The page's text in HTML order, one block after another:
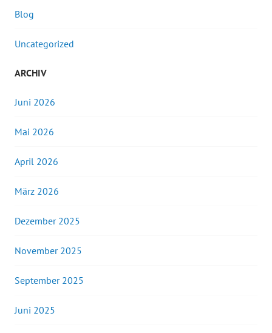
Blog
Uncategorized
ARCHIV
Juni 2026
Mai 2026
April 2026
März 2026
Dezember 2025
November 2025
September 2025
Juni 2025